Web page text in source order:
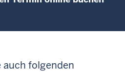
folgenden